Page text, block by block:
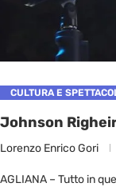
CULTURA E
Johnson
Lorenzo Enrico Gori
AGLIANA – Tutto in